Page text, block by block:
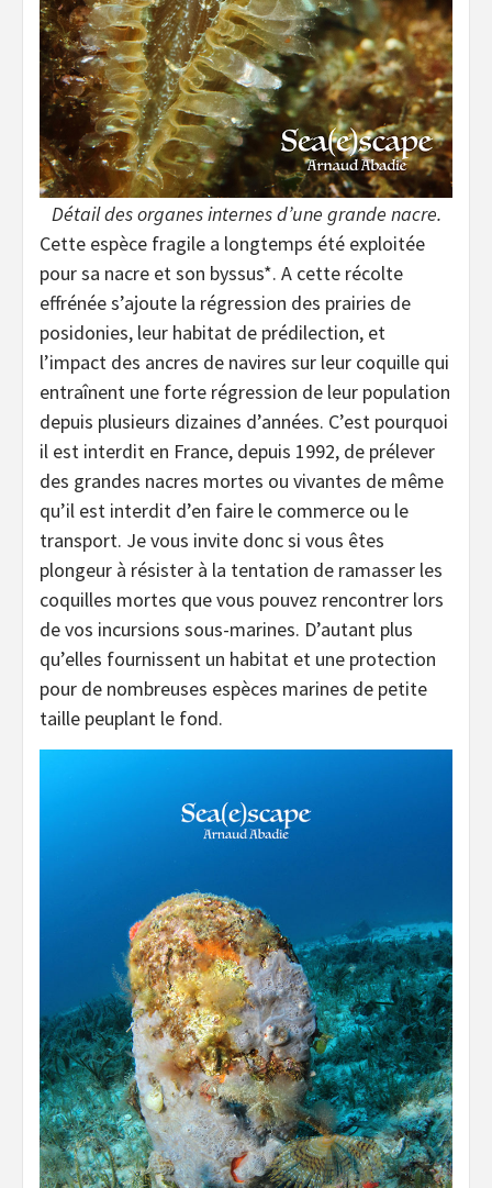
Détail des organes internes d’une grande nacre.
Cette espèce fragile a longtemps été exploitée
pour sa nacre et son byssus*. A cette récolte
effrénée s’ajoute la régression des prairies de
posidonies, leur habitat de prédilection, et
l’impact des ancres de navires sur leur coquille qui
entraînent une forte régression de leur population
depuis plusieurs dizaines d’années. C’est pourquoi
il est interdit en France, depuis 1992, de prélever
des grandes nacres mortes ou vivantes de même
qu’il est interdit d’en faire le commerce ou le
transport. Je vous invite donc si vous êtes
plongeur à résister à la tentation de ramasser les
coquilles mortes que vous pouvez rencontrer lors
de vos incursions sous-marines. D’autant plus
qu’elles fournissent un habitat et une protection
pour de nombreuses espèces marines de petite
taille peuplant le fond.